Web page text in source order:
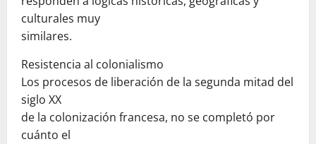
culturales muy
similares.
Resistencia al colonialismo
Los procesos de liberación de la segunda mitad del
siglo XX
de la colonización francesa, no se completó por
cuánto el